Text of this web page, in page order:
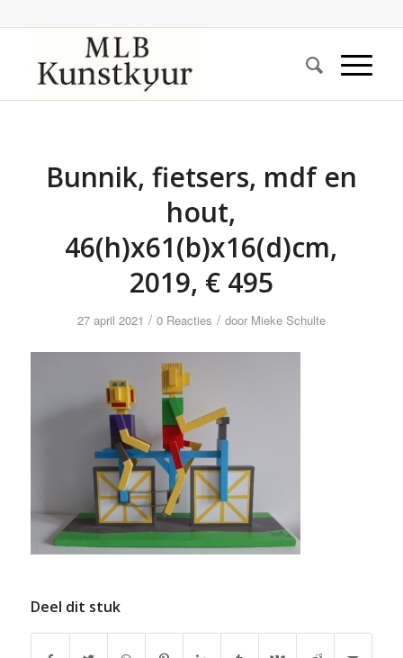
Bunnik, fietsers, mdf en
hout,
46(h)x61(b)x16(d)cm,
2019, € 495
27 april 2021 / 0 Reacties / door Mieke Schulte
Deel dit stuk